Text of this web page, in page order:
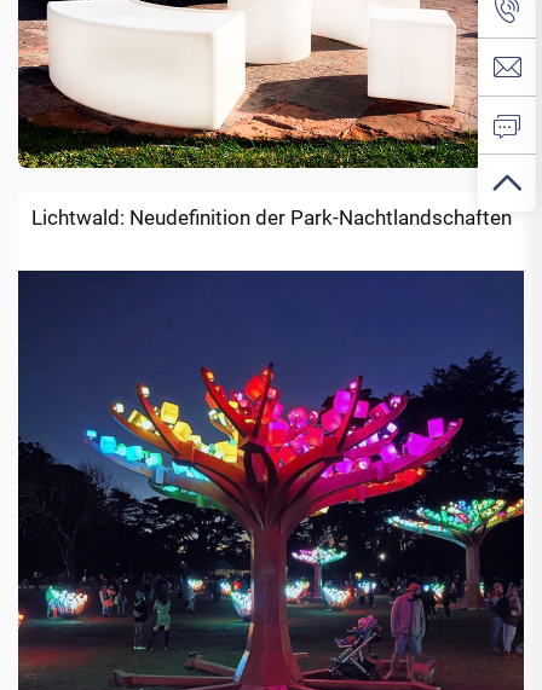
Lichtwald: Neudefinition der Park-Nachtlandschaften